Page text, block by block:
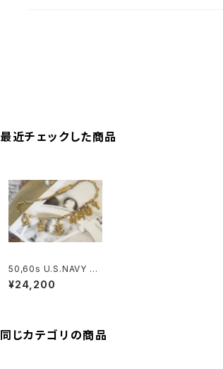
最近チェックした商品
50,60s U.S.NAVY ch
arm Bracelet
¥24,200
同じカテゴリの商品